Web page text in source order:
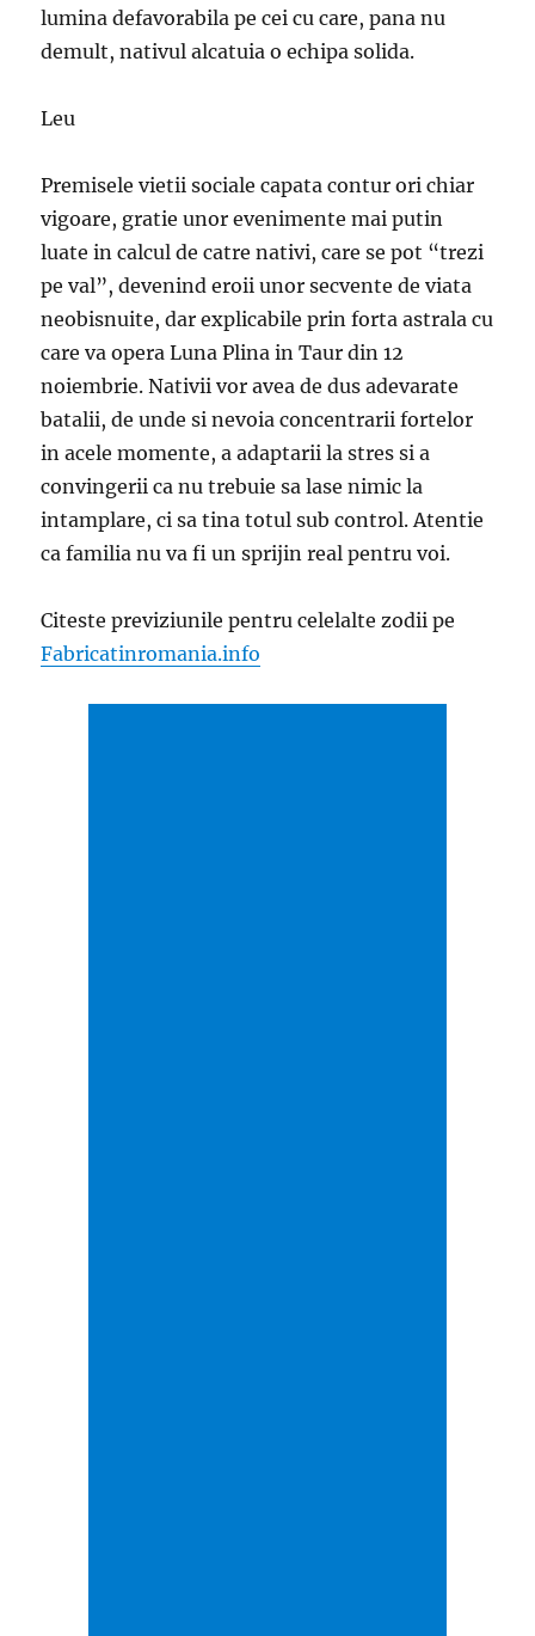
lumina defavorabila pe cei cu care, pana nu
demult, nativul alcatuia o echipa solida.
Leu
Premisele vietii sociale capata contur ori chiar
vigoare, gratie unor evenimente mai putin
luate in calcul de catre nativi, care se pot “trezi
pe val”, devenind eroii unor secvente de viata
neobisnuite, dar explicabile prin forta astrala cu
care va opera Luna Plina in Taur din 12
noiembrie. Nativii vor avea de dus adevarate
batalii, de unde si nevoia concentrarii fortelor
in acele momente, a adaptarii la stres si a
convingerii ca nu trebuie sa lase nimic la
intamplare, ci sa tina totul sub control. Atentie
ca familia nu va fi un sprijin real pentru voi.
Citeste previziunile pentru celelalte zodii pe
Fabricatinromania.info